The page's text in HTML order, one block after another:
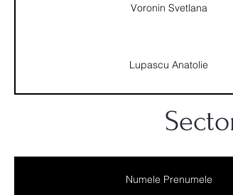
Voronin Svetlana
Lupascu Anatolie
Numele Prenumele